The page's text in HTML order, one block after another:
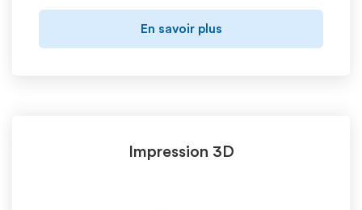
En savoir plus
Impression 3D